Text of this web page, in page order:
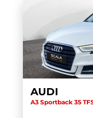
AUDI
A3 Sportback 35